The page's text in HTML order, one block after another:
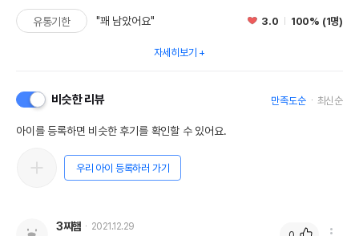
유통기한 "꽤 남았어요" 3.0 100% (1명)
자세히보기
비슷한 리뷰 만족도순 최신순
아이를 등록하면 비슷한 후기를 확인할 수 있어요.
우리 아이 등록하러 가기
3찌햄 2021.12.29